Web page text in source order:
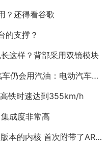
？还得看谷歌
的支撑？
这样？背部采用双镜模块
会用汽油：电动汽车靠边
铁时速达到355km/h
成度非常高
内核 首次附带了ARM版本